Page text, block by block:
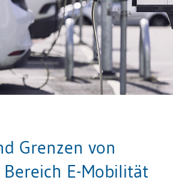
Grenzen von
E-Mobilität